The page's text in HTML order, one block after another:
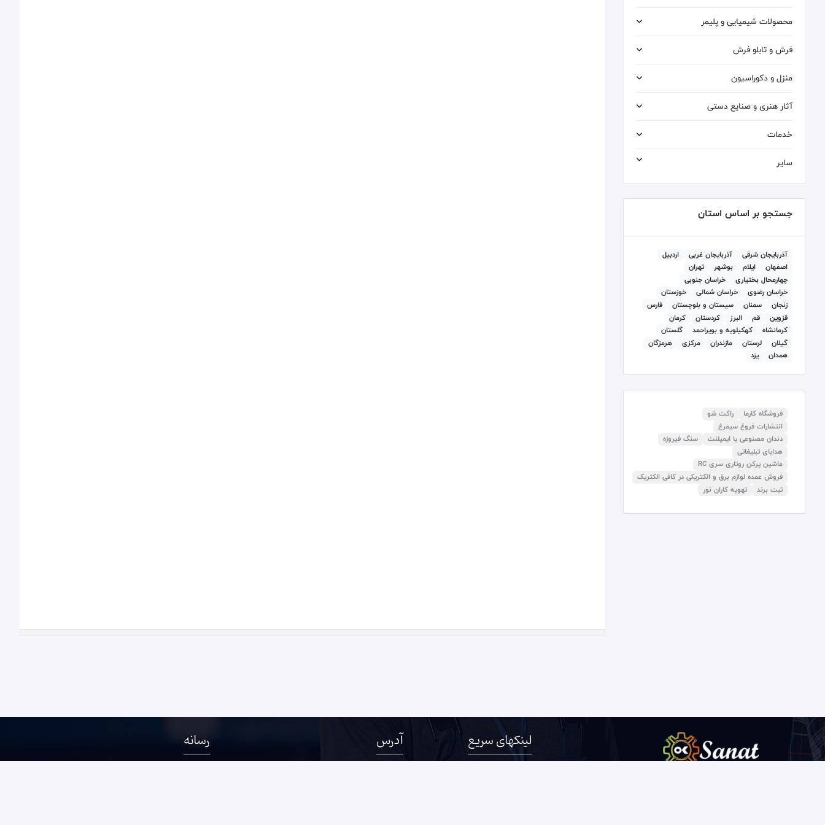
محصولات شیمیایی و پلیمر
فرش و تابلو فرش
منزل و دکوراسیون
آثار هنری و صنایع دستی
خدمات
سایر
جستجو بر اساس استان
آذربايجان شرقی آذربايجان غربی
اردبيل
اصفهان
ايلام بوشهر
تهران
چهارمحال بختیاری
خراسان جنوبی
خراسان رضوی
خراسان شمالی
خوزستان
زنجان
سمنان سيستان و بلوچستان
فارس
قزوين
قم البرز كردستان
کرمان
كرمانشاه
كهكيلويه و بويراحمد
گلستان
گيلان
لرستان مازندران مرکزی
هرمزگان
همدان
يزد
فروشگاه کارما
راکت شو
انتشارات فروغ سیمرغ
دندان مصنوعی یا ایمپلنت
سنگ فیروزه
هدایای تبلیغاتی
ماشین پرکن روتاری سری RC
فروش عمده لوازم برق و الکتریکی در کافی الکتریک
ثبت برند
تهویه کاران نور
لینکهای سریع آدرس رسانه